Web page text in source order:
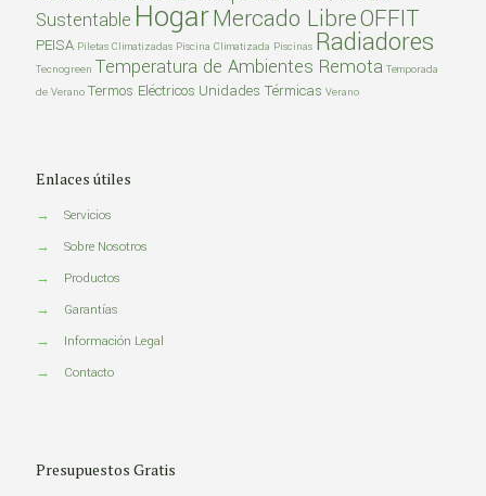
Sustentable HogarMercado LibreOFFIT
PEISA Piletas Climatizadas Piscina Climatizada Piscinas Radiadores
Tecnogreen Temperatura de Ambientes Remota Temporada
de Verano Termos Eléctricos Unidades Térmicas Verano
Enlaces útiles
→
Servicios
→
Sobre Nosotros
→
Productos
→
Garantías
→
Información Legal
→
Contacto
Presupuestos Gratis